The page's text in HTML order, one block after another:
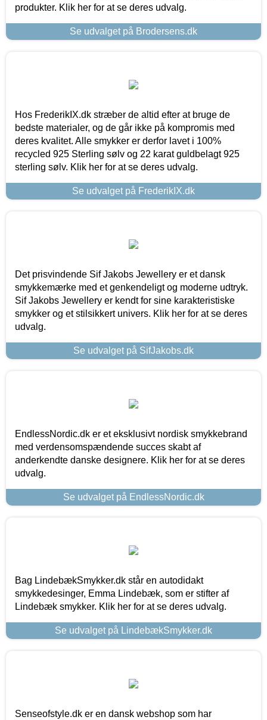
produkter. Klik her for at se deres udvalg.
Se udvalget på Brodersens.dk
Hos FrederikIX.dk stræber de altid efter at bruge de
bedste materialer, og de går ikke på kompromis med
deres kvalitet. Alle smykker er derfor lavet i 100%
recycled 925 Sterling sølv og 22 karat guldbelagt 925
sterling sølv. Klik her for at se deres udvalg.
Se udvalget på FrederikIX.dk
Det prisvindende Sif Jakobs Jewellery er et dansk
smykkemærke med et genkendeligt og moderne udtryk.
Sif Jakobs Jewellery er kendt for sine karakteristiske
smykker og et stilsikkert univers. Klik her for at se deres
udvalg.
Se udvalget på SifJakobs.dk
EndlessNordic.dk er et eksklusivt nordisk smykkebrand
med verdensomspændende succes skabt af
anderkendte danske designere. Klik her for at se deres
udvalg.
Se udvalget på EndlessNordic.dk
Bag LindebækSmykker.dk står en autodidakt
smykkedesinger, Emma Lindebæk, som er stifter af
Lindebæk smykker. Klik her for at se deres udvalg.
Se udvalget på LindebækSmykker.dk
Senseofstyle.dk er en dansk webshop som har